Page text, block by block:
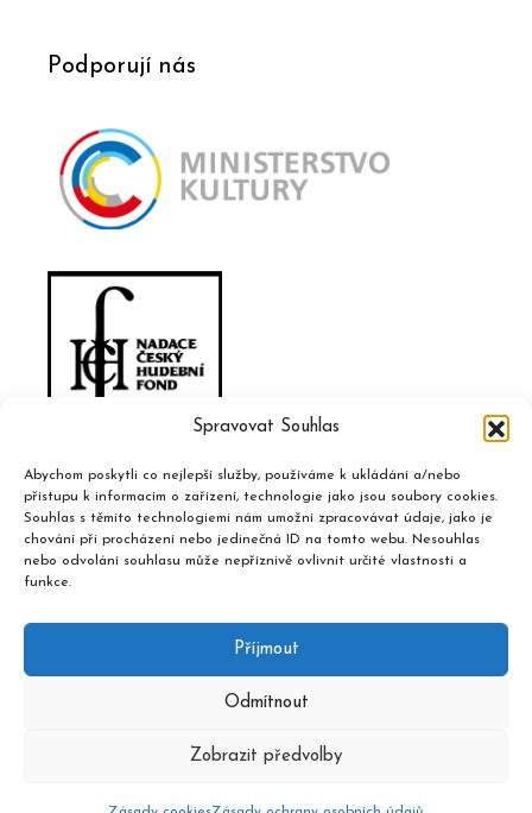
Spravovat Souhlas
Abychom poskytli co nejlepší služby, používáme k ukládání a/nebo
přístupu k informacím o zařízení, technologie jako jsou soubory cookies.
Souhlas s těmito technologiemi nám umožní zpracovávat údaje, jako je
chování při procházení nebo jedinečná ID na tomto webu. Nesouhlas
nebo odvolání souhlasu může nepříznivě ovlivnit určité vlastnosti a
funkce.
Příjmout
Odmítnout
Zobrazit předvolby
Podporují nás
Dokument